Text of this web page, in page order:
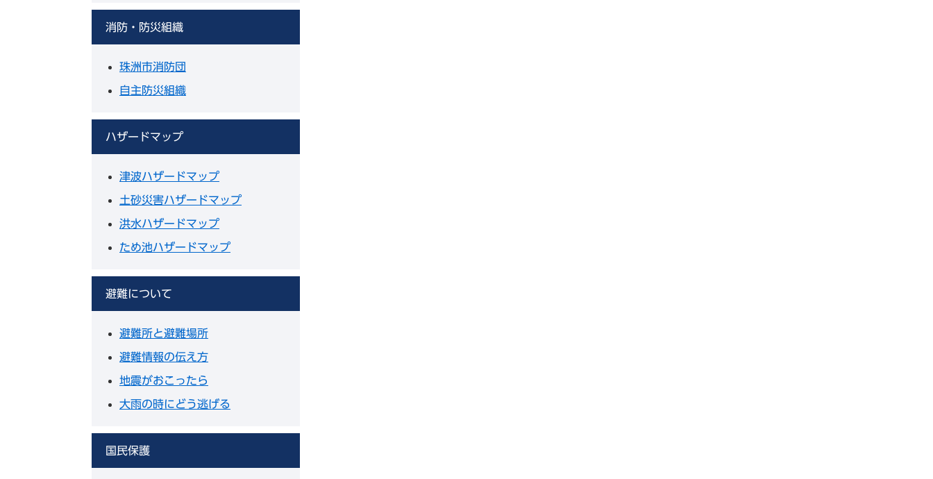
消防・防災組織
珠洲市消防団
自主防災組織
ハザードマップ
津波ハザードマップ
土砂災害ハザードマップ
洪水ハザードマップ
ため池ハザードマップ
避難について
避難所と避難場所
避難情報の伝え方
地震がおこったら
大雨の時にどう逃げる
国民保護